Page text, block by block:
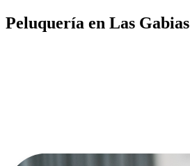
Peluquería en Las Gabias